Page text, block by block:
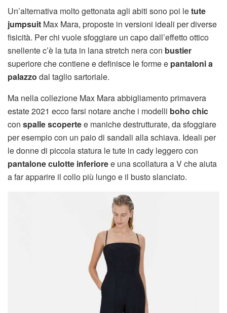
Un’alternativa molto gettonata agli abiti sono poi letute
jumpsuit Max Mara, proposte in versioni ideali per diverse
fisicità. Per chi vuole sfoggiare un capo dall’effetto ottico
snellente c’è la tuta in lana stretch nera con bustier
superiore che contiene e definisce le forme e pantaloni a
palazzo dal taglio sartoriale.
Ma nella collezione Max Mara abbigliamento primavera
estate 2021 ecco farsi notare anche i modelli boho chic
con spalle scopertee maniche destrutturate, da sfoggiare
per esempio con un paio di sandali alla schiava. Ideali per
le donne di piccola statura le tute in cady leggero con
pantalone culotte inferioree una scollatura a V che aiuta
a far apparire il collo più lungo e il busto slanciato.